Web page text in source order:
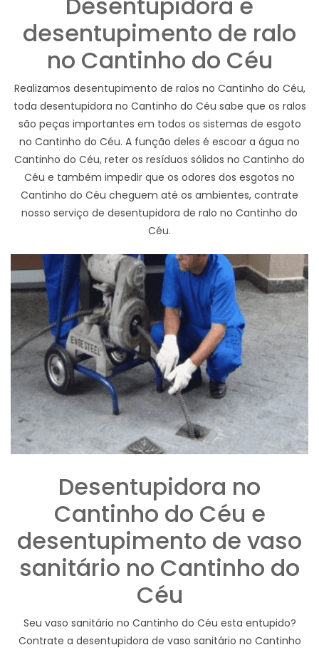
desentupimento de ralo
no Cantinho do Céu
Realizamos desentupimento de ralos no Cantinho do Céu,
toda desentupidora no Cantinho do Céu sabe que os ralos
são peças importantes em todos os sistemas de esgoto
no Cantinho do Céu. A função deles é escoar a água no
Cantinho do Céu, reter os resíduos sólidos no Cantinho do
Céu e também impedir que os odores dos esgotos no
Cantinho do Céu cheguem até os ambientes, contrate
nosso serviço de desentupidora de ralo no Cantinho do
Céu.
Desentupidora no
Cantinho do Céu e
desentupimento de vaso
sanitário no Cantinho do
Céu
Seu vaso sanitário no Cantinho do Céu esta entupido?
Contrate a desentupidora de vaso sanitário no Cantinho